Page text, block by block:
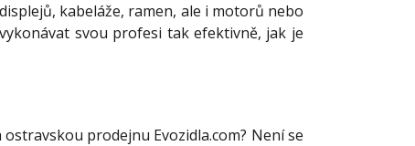
kabeláže, ramen, ale i motorů nebo
svou profesi tak efektivně, jak je
prodejnu Evozidla.com? Není se